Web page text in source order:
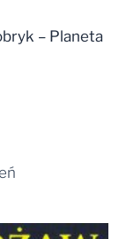
– Planeta